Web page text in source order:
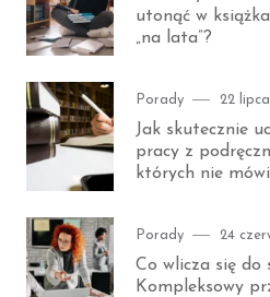
utonąć w
„na lata”?
Category
Porady
Posted
22
Jak skutecznie
pracy z
których nie
Category
Porady
Posted
24
Co wlicza się do
Kompleksowy